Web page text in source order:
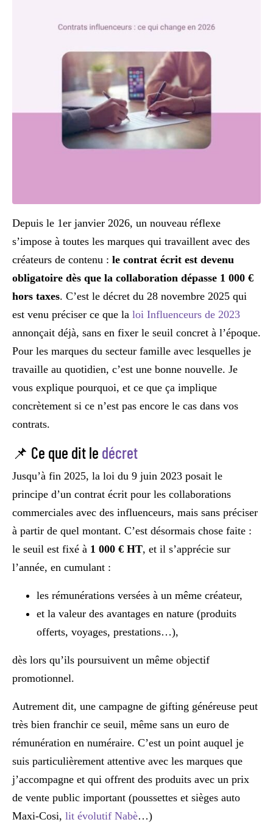
Depuis le 1er janvier 2026, un nouveau réflexe
s’impose à toutes les marques qui travaillent avec des
créateurs de contenu : le contrat écrit est devenu
obligatoire dès que la collaboration dépasse 1 000 €
hors taxes. C’est le décret du 28 novembre 2025 qui
est venu préciser ce que la loi Influenceurs de 2023
annonçait déjà, sans en fixer le seuil concret à l’époque.
Pour les marques du secteur famille avec lesquelles je
travaille au quotidien, c’est une bonne nouvelle. Je
vous explique pourquoi, et ce que ça implique
concrètement si ce n’est pas encore le cas dans vos
contrats.
📌 Ce que dit le décret
Jusqu’à fin 2025, la loi du 9 juin 2023 posait le
principe d’un contrat écrit pour les collaborations
commerciales avec des influenceurs, mais sans préciser
à partir de quel montant. C’est désormais chose faite :
le seuil est fixé à 1 000 € HT, et il s’apprécie sur
l’année, en cumulant :
les rémunérations versées à un même créateur,
et la valeur des avantages en nature (produits
offerts, voyages, prestations…),
dès lors qu’ils poursuivent un même objectif
promotionnel.
Autrement dit, une campagne de gifting généreuse peut
très bien franchir ce seuil, même sans un euro de
rémunération en numéraire. C’est un point auquel je
suis particulièrement attentive avec les marques que
j’accompagne et qui offrent des produits avec un prix
de vente public important (poussettes et sièges auto
Maxi-Cosi, lit évolutif Nabè…)